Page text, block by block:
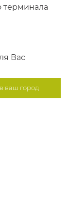
терминала
Вас
ваш город